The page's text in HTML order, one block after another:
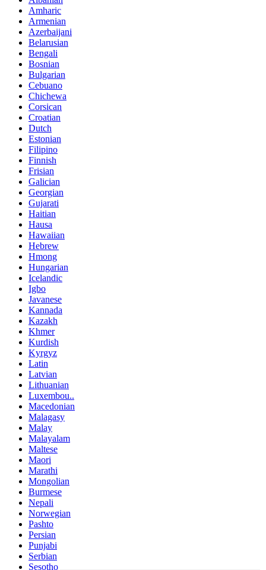
Amharic
Armenian
Azerbaijani
Belarusian
Bengali
Bosnian
Bulgarian
Cebuano
Chichewa
Corsican
Croatian
Dutch
Estonian
Filipino
Finnish
Frisian
Galician
Georgian
Gujarati
Haitian
Hausa
Hawaiian
Hebrew
Hmong
Hungarian
Icelandic
Igbo
Javanese
Kannada
Kazakh
Khmer
Kurdish
Kyrgyz
Latin
Latvian
Lithuanian
Luxembou..
Macedonian
Malagasy
Malay
Malayalam
Maltese
Maori
Marathi
Mongolian
Burmese
Nepali
Norwegian
Pashto
Persian
Punjabi
Serbian
Sesotho